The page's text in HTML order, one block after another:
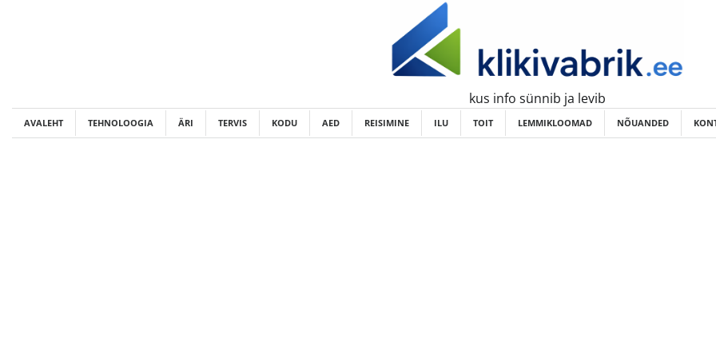
kus info sünnib ja levib
AVALEHT TEHNOLOOGIA ÄRI TERVIS KODU AED REISIMINE ILU TOIT LEMMIKLOOMAD NÕUANDED